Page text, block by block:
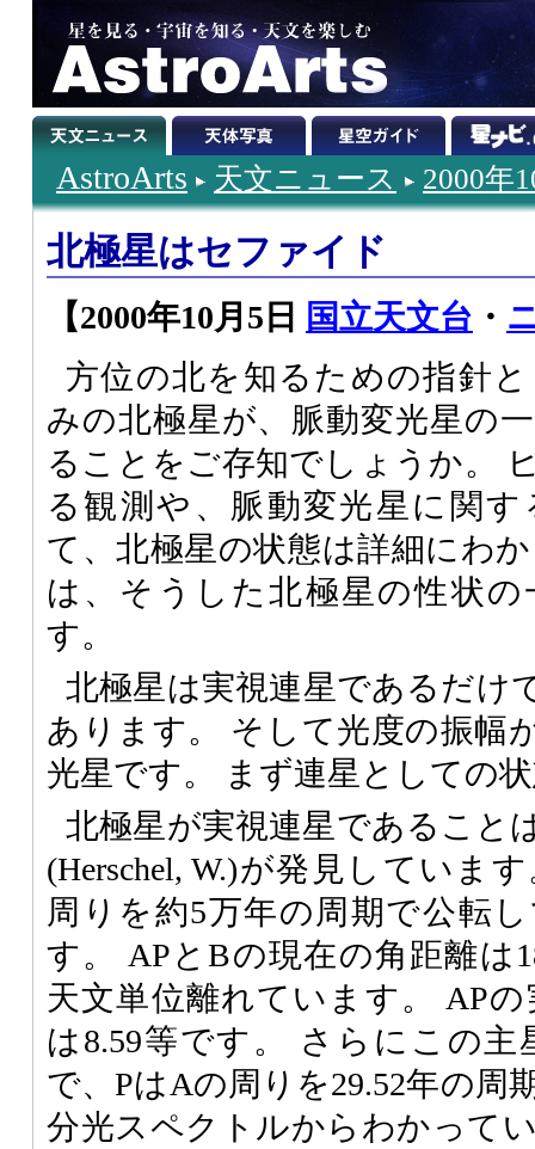
AstroArts 天文ニュース 2000年
北極星はセファイド
【2000年10月5日 国立天文台 ・
方位の北を知るための指針
みの北極星が、脈動変光星の
ることをご存知でしょうか。
る観測や、脈動変光星に関
て、北極星の状態は詳細にわ
は、そうした北極星の性状
す。
北極星は実視連星であるだけ
あります。 そして光度の振幅
光星です。 まず連星としての
北極星が実視連星であること
(Herschel, W.)が発見していま
周りを約5万年の周期で公転
す。 APとBの現在の角距離は
天文単位離れています。 AP
は8.59等です。 さらにこの
で、PはAの周りを29.52年の周
分光スペクトルからわかって